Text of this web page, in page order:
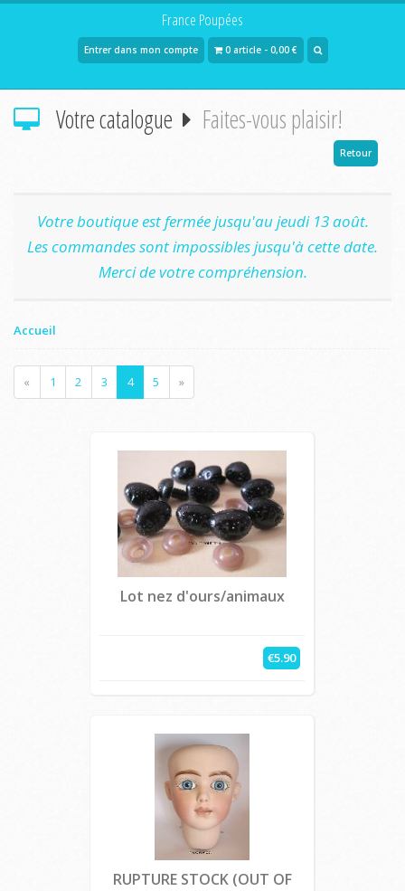
France Poupées
Entrer dans mon compte 0 article - 0,00 €
Votre catalogue Faites-vous plaisir!
Retour
Votre boutique est fermée jusqu'au jeudi 13 août.
Les commandes sont impossibles jusqu'à cette date.
Merci de votre compréhension.
Accueil
« 1 2 3 4 5 »
Lot nez d'ours/animaux
€5.90
RUPTURE STOCK (OUT OF